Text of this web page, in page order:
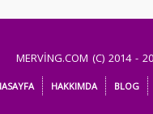
MERVİNG.COM (C) 2014 -
HAKKIMDA BLOG